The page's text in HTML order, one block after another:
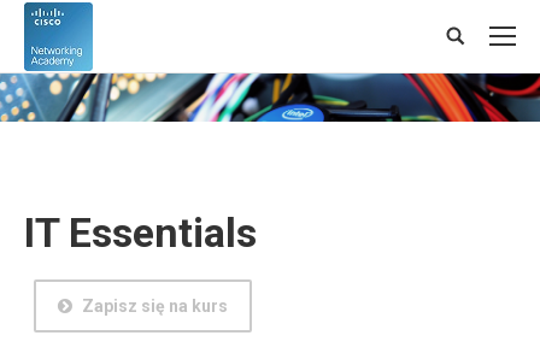
Search:
IT Essentials
Zapisz się na kurs